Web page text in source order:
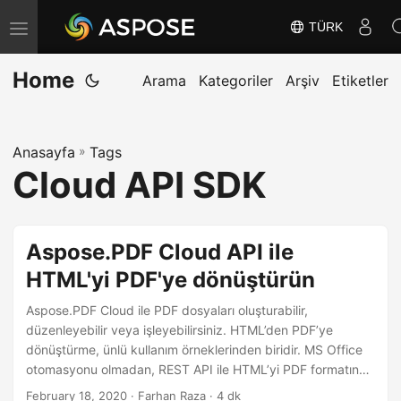
G
e
z
m
e
D
TÜRK
Home Arama Kategoriler Arşiv Etiketler
Anasayfa » Tags
Cloud API SDK
Aspose.PDF Cloud API ile
HTML'yi PDF'ye dönüştürün
Aspose.PDF Cloud ile PDF dosyaları oluşturabilir,
düzenleyebilir veya işleyebilirsiniz. HTML’den PDF’ye
dönüştürme, ünlü kullanım örneklerinden biridir. MS Office
otomasyonu olmadan, REST API ile HTML’yi PDF formatına
dönüştürme yeteneklerini edinin.
February 18, 2020 · Farhan Raza · 4 dk